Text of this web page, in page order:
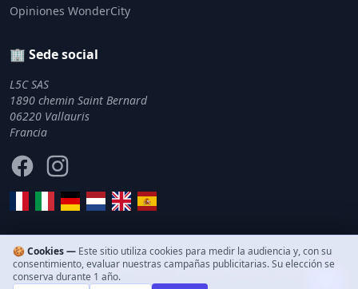
Opiniones WonderCity
🏢 Sede social
L5C SAS
1890 chemin Saint Bernard
06220 Vallauris
Francia
FacebookInstagram
© 2011–2026 WonderCity. Todos los derechos reservados.
🍪 Cookies — Este sitio utiliza cookies para medir la audiencia y, con su
consentimiento, evaluar nuestras campañas publicitarias. Su elección se
conserva durante 1 año.